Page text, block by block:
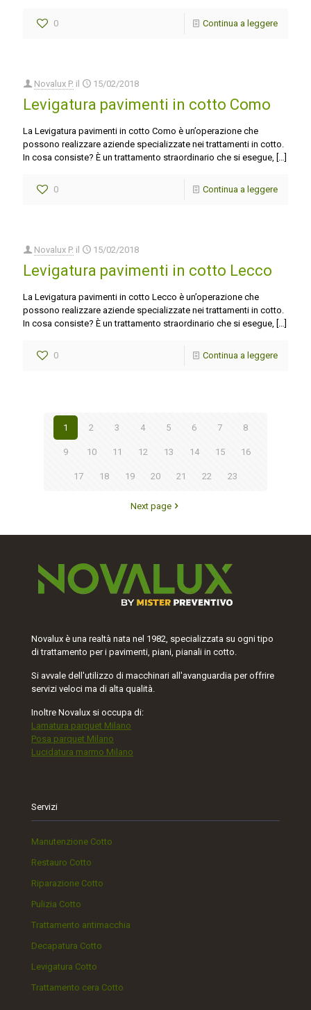
0 Continua a leggere
Novalux P. il 15/02/2018
Levigatura pavimenti in cotto Como
La Levigatura pavimenti in cotto Como è un’operazione che
possono realizzare aziende specializzate nei trattamenti in cotto.
In cosa consiste? È un trattamento straordinario che si esegue, […]
0 Continua a leggere
Novalux P. il 15/02/2018
Levigatura pavimenti in cotto Lecco
La Levigatura pavimenti in cotto Lecco è un’operazione che
possono realizzare aziende specializzate nei trattamenti in cotto.
In cosa consiste? È un trattamento straordinario che si esegue, […]
0 Continua a leggere
1 2 3 4 5 6 7 8
9 10 11 12 13 14 15 16
17 18 19 20 21 22 23
Next page
Novalux è una realtà nata nel 1982, specializzata su ogni tipo
di trattamento per i pavimenti, piani, pianali in cotto.
Si avvale dell'utilizzo di macchinari all'avanguardia per offrire
servizi veloci ma di alta qualità.
Inoltre Novalux si occupa di:
Lamatura parquet Milano
Posa parquet Milano
Lucidatura marmo Milano
Servizi
Manutenzione Cotto
Restauro Cotto
Riparazione Cotto
Pulizia Cotto
Trattamento antimacchia
Decapatura Cotto
Levigatura Cotto
Trattamento cera Cotto